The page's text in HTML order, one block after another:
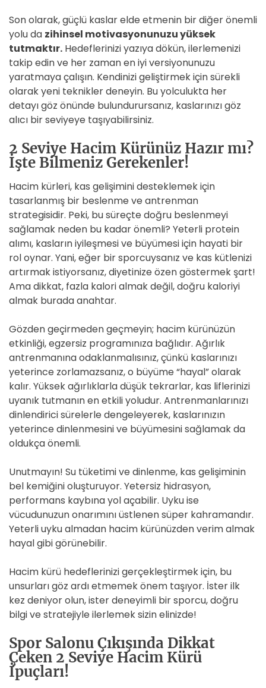
Son olarak, güçlü kaslar elde etmenin bir diğer önemli
yolu da zihinsel motivasyonunuzu yüksek
tutmaktır. Hedeflerinizi yazıya dökün, ilerlemenizi
takip edin ve her zaman en iyi versiyonunuzu
yaratmaya çalışın. Kendinizi geliştirmek için sürekli
olarak yeni teknikler deneyin. Bu yolculukta her
detayı göz önünde bulundurursanız, kaslarınızı göz
alıcı bir seviyeye taşıyabilirsiniz.
2 Seviye Hacim Kürünüz Hazır mı?
İşte Bilmeniz Gerekenler!
Hacim kürleri, kas gelişimini desteklemek için
tasarlanmış bir beslenme ve antrenman
strategisidir. Peki, bu süreçte doğru beslenmeyi
sağlamak neden bu kadar önemli? Yeterli protein
alımı, kasların iyileşmesi ve büyümesi için hayati bir
rol oynar. Yani, eğer bir sporcuysanız ve kas kütlenizi
artırmak istiyorsanız, diyetinize özen göstermek şart!
Ama dikkat, fazla kalori almak değil, doğru kaloriyi
almak burada anahtar.
Gözden geçirmeden geçmeyin; hacim kürünüzün
etkinliği, egzersiz programınıza bağlıdır. Ağırlık
antrenmanına odaklanmalısınız, çünkü kaslarınızı
yeterince zorlamazsanız, o büyüme “hayal” olarak
kalır. Yüksek ağırlıklarla düşük tekrarlar, kas liflerinizi
uyanık tutmanın en etkili yoludur. Antrenmanlarınızı
dinlendirici sürelerle dengeleyerek, kaslarınızın
yeterince dinlenmesini ve büyümesini sağlamak da
oldukça önemli.
Unutmayın! Su tüketimi ve dinlenme, kas gelişiminin
bel kemiğini oluşturuyor. Yetersiz hidrasyon,
performans kaybına yol açabilir. Uyku ise
vücudunuzun onarımını üstlenen süper kahramandır.
Yeterli uyku almadan hacim kürünüzden verim almak
hayal gibi görünebilir.
Hacim kürü hedeflerinizi gerçekleştirmek için, bu
unsurları göz ardı etmemek önem taşıyor. İster ilk
kez deniyor olun, ister deneyimli bir sporcu, doğru
bilgi ve stratejiyle ilerlemek sizin elinizde!
Spor Salonu Çıkışında Dikkat
Çeken 2 Seviye Hacim Kürü
İpuçları!